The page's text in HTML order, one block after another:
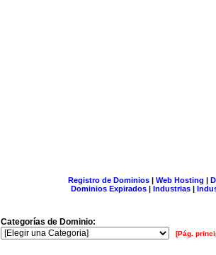
Registro de Dominios| Web Hosting |
Dominios Expirados | Industrias |
Categorías de Dominio:
[Pág.